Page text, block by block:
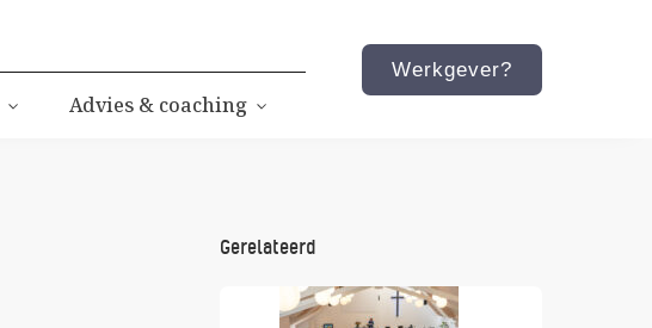
Advies & coaching
Werkgever?
Gerelateerd